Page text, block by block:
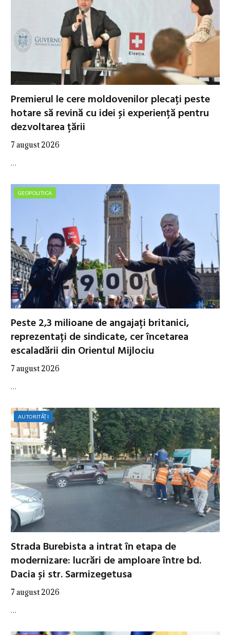
Premierul le cere moldovenilor plecați peste
hotare să revină cu idei și experiență pentru
dezvoltarea țării
7 august 2026
…
GEOPOLITICA
Peste 2,3 milioane de angajați britanici,
reprezentați de sindicate, cer încetarea
escaladării din Orientul Mijlociu
7 august 2026
…
AUTORITĂȚI
Strada Burebista a intrat în etapa de
modernizare: lucrări de amploare între bd.
Dacia și str. Sarmizegetusa
7 august 2026
…